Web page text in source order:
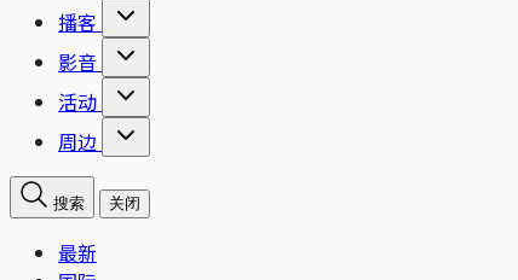
播客
影音
活动
周边
搜索 关闭
最新